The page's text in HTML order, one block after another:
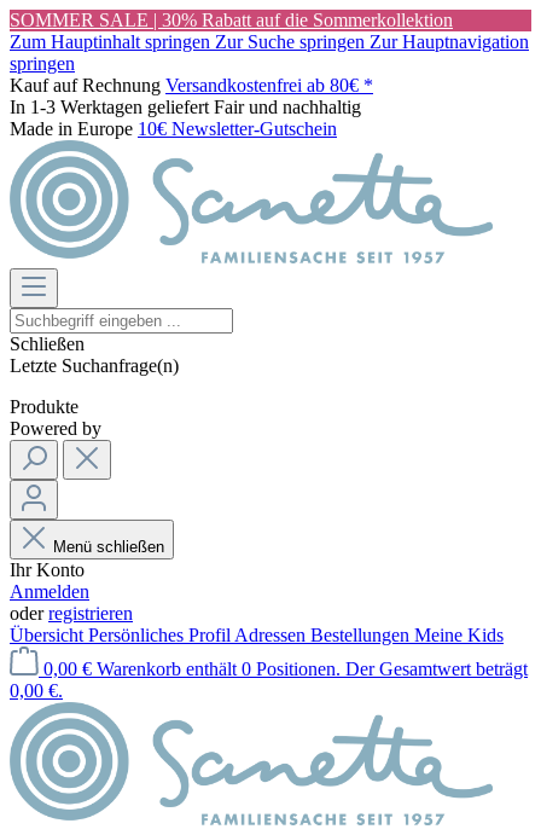
SOMMER SALE | 30% Rabatt auf die Sommerkollektion
Zum Hauptinhalt springen Zur Suche springen Zur Hauptnavigation
springen
Kauf auf Rechnung Versandkostenfrei ab 80€ *
In 1-3 Werktagen geliefert Fair und nachhaltig
Made in Europe 10€ Newsletter-Gutschein
Schließen
Letzte Suchanfrage(n)
Produkte
Powered by
Menü schließen
Ihr Konto
Anmelden
oderregistrieren
Übersicht Persönliches Profil Adressen Bestellungen Meine Kids
0,00 € Warenkorb enthält 0 Positionen. Der Gesamtwert beträgt
0,00 €.